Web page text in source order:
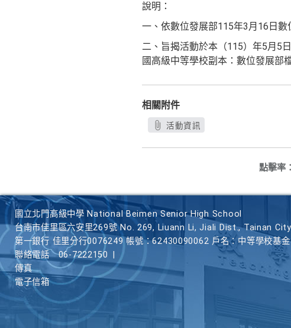
說明：
一、依數位發展部115年3月16日
二、旨揭活動於本（115）年5月5
國高級中等學校副本：數位發展部
相關附件
活動資訊
點擊率：
國立北門高級中學 National Beimen Senior High School
台南市佳里區六安里269號 No. 269, Liuann Li, Jiali Dist., Tainan
第一銀行 佳里分行0076249 帳號：62430090062 戶名：中等學校基
聯絡電話
06-7222150
傳真
電子信箱